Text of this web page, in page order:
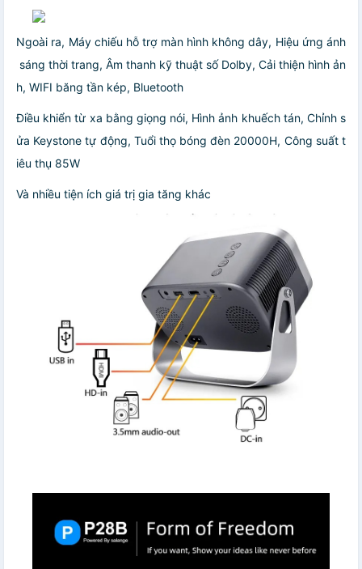
Ngoài ra, Máy chiếu hỗ trợ màn hình không dây, Hiệu ứng ánh
sáng thời trang, Âm thanh kỹ thuật số Dolby, Cải thiện hình ản
h, WIFI băng tần kép, Bluetooth
Điều khiển từ xa bằng giọng nói, Hình ảnh khuếch tán, Chỉnh s
ửa Keystone tự động, Tuổi thọ bóng đèn 20000H, Công suất t
iêu thụ 85W
Và nhiều tiện ích giá trị gia tăng khác